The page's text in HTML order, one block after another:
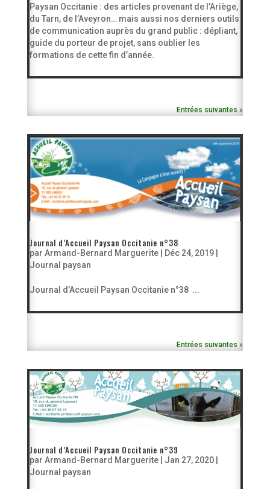
Paysan Occitanie : des articles provenant de l’Ariège,
du Tarn, de l’Aveyron… mais aussi nos derniers outils
de communication auprès du grand public : dépliant,
guide du porteur de projet, sans oublier les
formations de cette fin d’année.
Entrées suivantes »
Journal d’Accueil Paysan Occitanie n°38
par Armand-Bernard Marguerite| Déc 24, 2019|
Journal paysan
Journal d’Accueil Paysan Occitanie n°38 ...
Entrées suivantes »
Journal d’Accueil Paysan Occitanie n°39
par Armand-Bernard Marguerite| Jan 27, 2020|
Journal paysan